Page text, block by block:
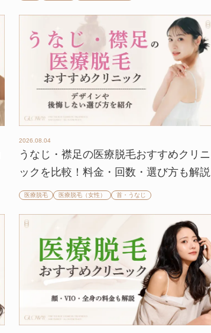
2026.08.04
うなじ・襟足の医療脱毛おすすめクリニ
ックを比較！料金・回数・選び方も解説
医療脱毛 医療脱毛（女性） 首・うなじ